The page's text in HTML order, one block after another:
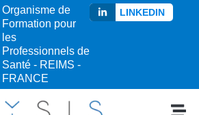
Organisme de
Formation pour
les
Professionnels de
Santé - REIMS -
FRANCE
LINKEDIN